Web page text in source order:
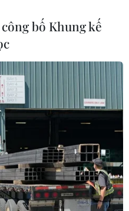
Cần “Xanh
động
trong tương lai thì xu
cho là giải pháp hữu hiệu
Đây cũng là xu thế tất
bố Khung kế